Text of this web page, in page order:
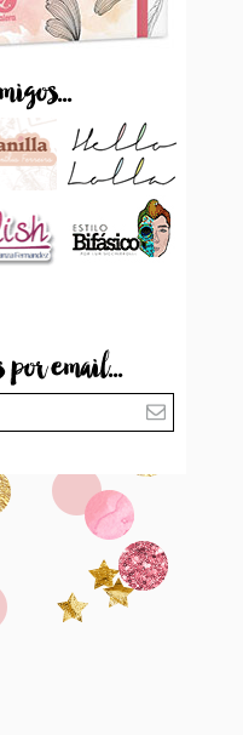
por email...